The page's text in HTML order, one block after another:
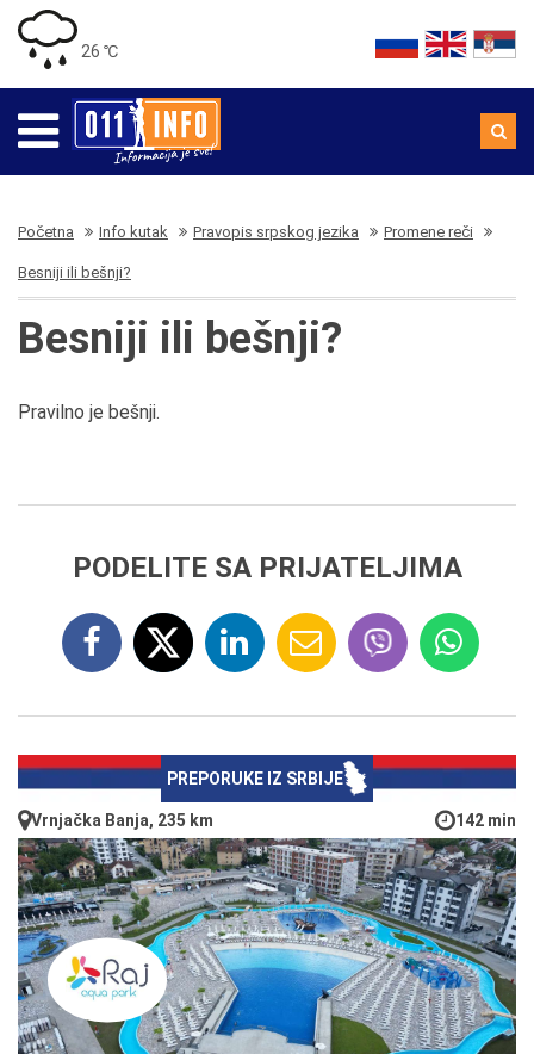
26 ℃
Početna Info kutak Pravopis srpskog jezika Promene reči
Besniji ili bešnji?
Besniji ili bešnji?
Pravilno je bešnji.
PODELITE SA PRIJATELJIMA
PREPORUKE IZ SRBIJE
Vrnjačka Banja, 235 km 142 min